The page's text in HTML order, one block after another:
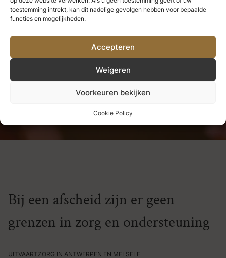
toestemming intrekt, kan dit nadelige gevolgen hebben voor bepaalde
functies en mogelijkheden.
Accepteren
Weigeren
Voorkeuren bekijken
Cookie Policy
we nooit verliezen.Alles wat we
diep liefhebben, wordt een deel
van ons.
Helen Keller
UITVAARTZORG IN ANTWERPEN EN MELSELE
Bij een afscheid zijn er geen
grenzen in zorg en ondersteuning